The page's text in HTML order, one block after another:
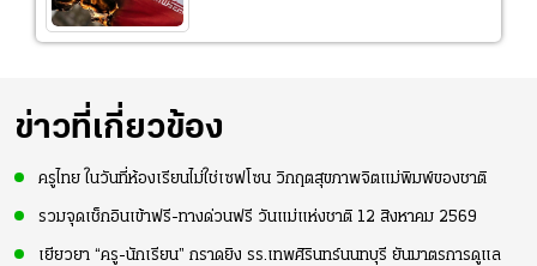
ข่าวที่เกี่ยวข้อง
ครูไทย ในวันที่ห้องเรียนไม่ใช่เซฟโซน วิกฤตสุขภาพจิตแม่พิมพ์ของชาติ
รวมจุดเช็กอินเข้าฟรี-ทางด่วนฟรี วันแม่แห่งชาติ 12 สิงหาคม 2569
เยียวยา “ครู-นักเรียน” กราดยิง รร.เทพศิรินทร์นนทบุรี ยันมาตรการดูแล